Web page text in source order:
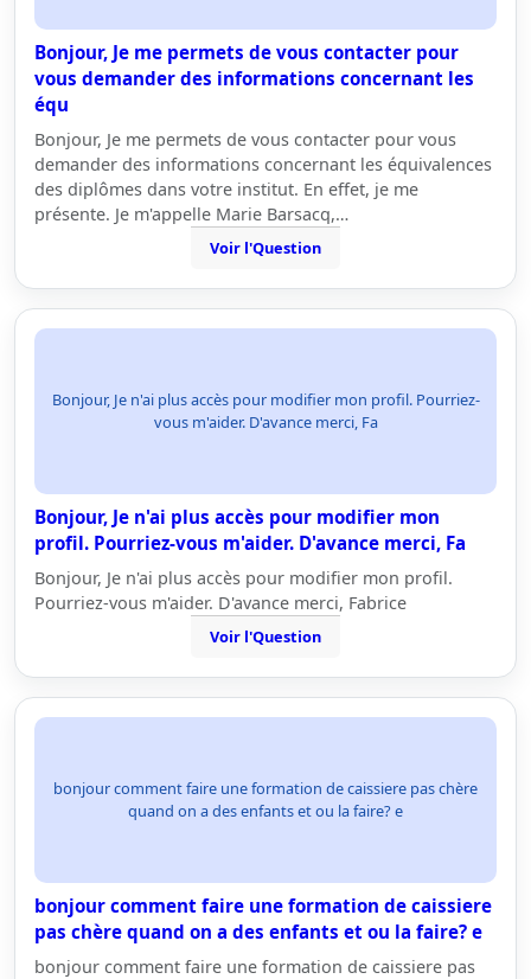
Bonjour, Je me permets de vous contacter pour
vous demander des informations concernant les
équ
Bonjour, Je me permets de vous contacter pour vous
demander des informations concernant les équivalences
des diplômes dans votre institut. En effet, je me
présente. Je m'appelle Marie Barsacq,…
Voir l'Question
Bonjour, Je n'ai plus accès pour modifier mon profil. Pourriez-
vous m'aider. D'avance merci, Fa
Bonjour, Je n'ai plus accès pour modifier mon
profil. Pourriez-vous m'aider. D'avance merci, Fa
Bonjour, Je n'ai plus accès pour modifier mon profil.
Pourriez-vous m'aider. D'avance merci, Fabrice
Voir l'Question
bonjour comment faire une formation de caissiere pas chère
quand on a des enfants et ou la faire? e
bonjour comment faire une formation de caissiere
pas chère quand on a des enfants et ou la faire? e
bonjour comment faire une formation de caissiere pas